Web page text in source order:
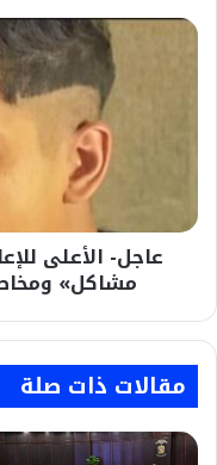
بجنيف
عاجل-
مشاكل»
ومخاطبة
عاجل- الأعلى
مشاكل»
مقالات ذات صلة